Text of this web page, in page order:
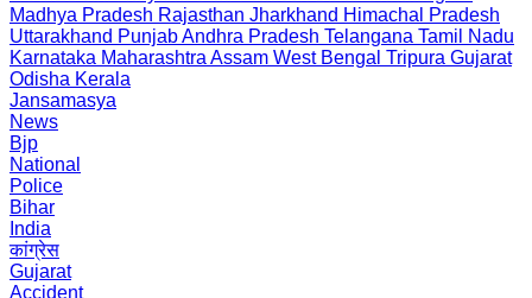
Madhya Pradesh Rajasthan Jharkhand Himachal Pradesh
Uttarakhand PunjabAndhra Pradesh Telangana Tamil Nadu
Karnataka Maharashtra Assam West Bengal Tripura Gujarat
Odisha Kerala
Jansamasya
News
Bjp
National
Police
Bihar
India
कांग्रेस
Gujarat
Accident